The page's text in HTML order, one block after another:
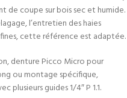
coupe sur bois sec et humide.
l’entretien des haies
cette référence est adaptée.
denture Picco Micro pour
ou montage spécifique,
plusieurs guides 1/4″ P 1.1.